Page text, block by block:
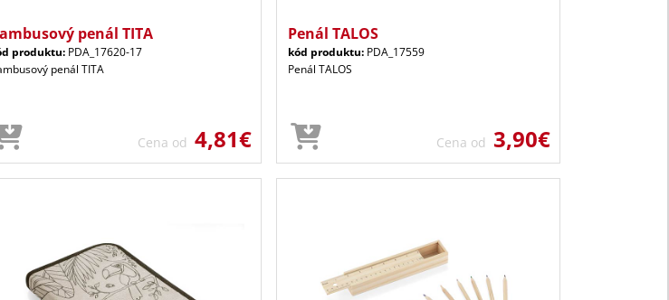
penál TITA
produktu: PDA_17620-17
penál TITA
Cena od 4,81€
Penál TALOS
kód produktu: PDA_17559
Penál TALOS
Cena od 3,90€